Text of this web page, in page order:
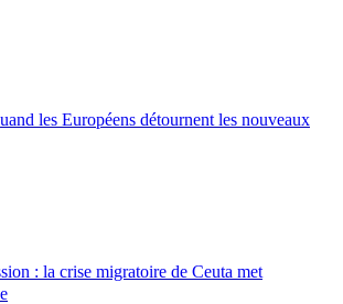
les Européens détournent les nouveaux
: la crise migratoire de Ceuta met